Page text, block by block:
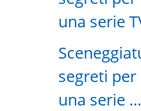
segreti
una serie …